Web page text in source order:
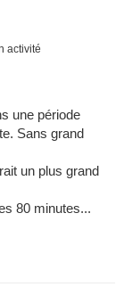
activité
une période
Sans grand
un plus grand
80 minutes...